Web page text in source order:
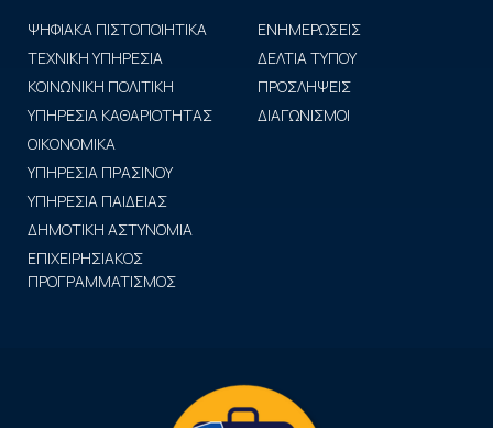
ΨΗΦΙΑΚΑ ΠΙΣΤΟΠΟΙΗΤΙΚΑ
ΤΕΧΝΙΚΗ ΥΠΗΡΕΣΙΑ
ΚΟΙΝΩΝΙΚΗ ΠΟΛΙΤΙΚΗ
ΥΠΗΡΕΣΙΑ ΚΑΘΑΡΙΟΤΗΤΑΣ
ΟΙΚΟΝΟΜΙΚΑ
ΥΠΗΡΕΣΙΑ ΠΡΑΣΙΝΟΥ
ΥΠΗΡΕΣΙΑ ΠΑΙΔΕΙΑΣ
ΔΗΜΟΤΙΚΗ ΑΣΤΥΝΟΜΙΑ
ΕΠΙΧΕΙΡΗΣΙΑΚΟΣ
ΠΡΟΓΡΑΜΜΑΤΙΣΜΟΣ
ΕΝΗΜΕΡΩΣΕΙΣ
ΔΕΛΤΙΑ ΤΥΠΟΥ
ΠΡΟΣΛΗΨΕΙΣ
ΔΙΑΓΩΝΙΣΜΟΙ